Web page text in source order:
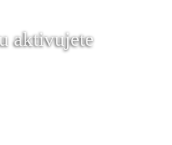
aktivujete